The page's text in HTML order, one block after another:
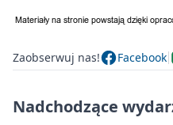
Zaobserwuj nas! Facebook
Nadchodzące